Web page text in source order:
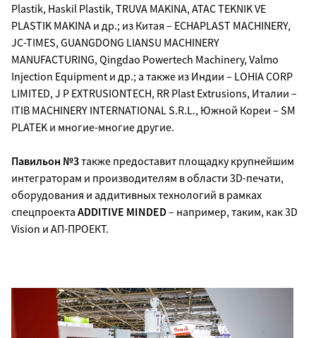
Plastik, Haskil Plastik, TRUVA MAKINA, ATAC TEKNIK VE
PLASTIK MAKINA и др.; из Китая – ECHAPLAST MACHINERY,
JC-TIMES, GUANGDONG LIANSU MACHINERY
MANUFACTURING, Qingdao Powertech Machinery, Valmo
Injection Equipment и др.; а также из Индии – LOHIA CORP
LIMITED, J P EXTRUSIONTECH, RR Plast Extrusions, Италии –
ITIB MACHINERY INTERNATIONAL S.R.L., Южной Кореи – SM
PLATEK и многие-многие другие.
Павильон №3также предоставит площадку крупнейшим
интеграторам и производителям в области 3D-печати,
оборудования и аддитивных технологий в рамках
спецпроекта ADDITIVE MINDED– например, таким, как 3D
Vision и АП-ПРОЕКТ.